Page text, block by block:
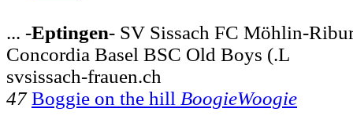
... -Eptingen- SV Sissach FC Möhlin-
Concordia Basel BSC Old Boys (.L
svsissach-frauen.ch
47 Boggie on the hill BoogieWoogie